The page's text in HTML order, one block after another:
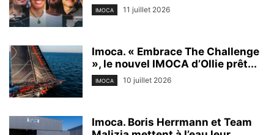
IMOCA 11 juillet 2026
Imoca. « Embrace The Challenge
», le nouvel IMOCA d’Ollie prêt...
IMOCA 10 juillet 2026
Imoca. Boris Herrmann et Team